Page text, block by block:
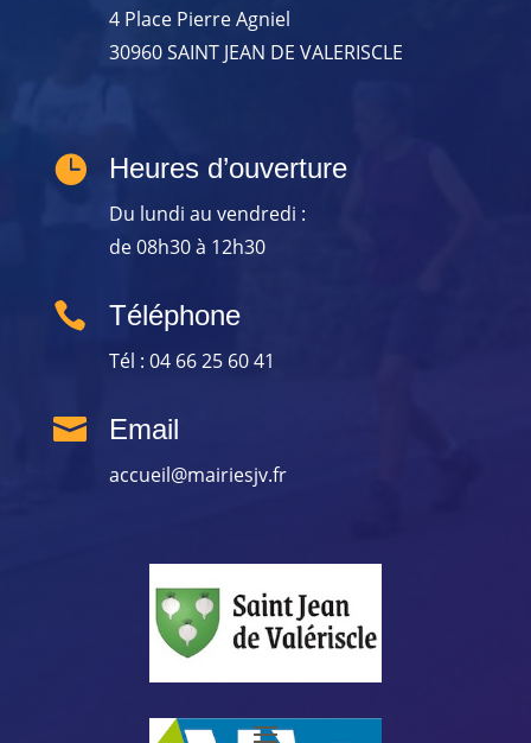
4 Place Pierre Agniel
30960 SAINT JEAN DE VALERISCLE
 Heures d’ouverture
Du lundi au vendredi :
de 08h30 à 12h30
 Téléphone
Tél : 04 66 25 60 41
 Email
accueil@mairiesjv.fr